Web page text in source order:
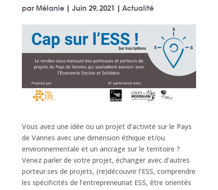
par Mélanie| Juin 29, 2021 | Actualité
Vous avez une idée ou un projet d’activité sur le Pays
de Vannes avec une dimension éthique et/ou
environnementale et un ancrage sur le territoire ?
Venez parler de votre projet, échanger avec d’autres
porteur.ses de projets, (re)découvrir l’ESS, comprendre
les spécificités de l’entrepreneuriat ESS, être orientés